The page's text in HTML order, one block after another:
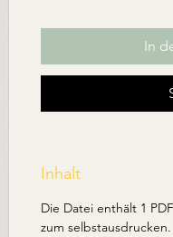
In
Inhalt
Die Datei enthält 1
zum selbstausdrucken.